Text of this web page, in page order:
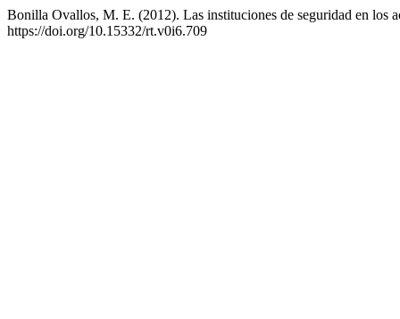
Bonilla Ovallos, M. E. (2012). Las instituciones de seguridad en los
https://doi.org/10.15332/rt.v0i6.709